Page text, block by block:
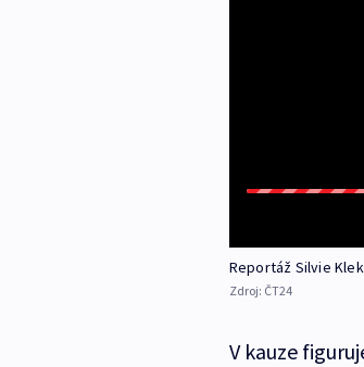
Reportáž Silvie
Zdroj: ČT24
V kauze